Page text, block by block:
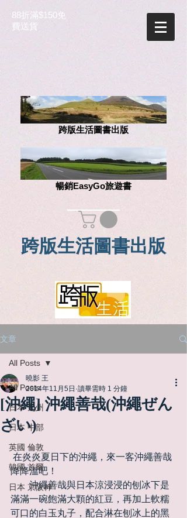
88折滿$150免
費送貨
跨版生活圖書出版
暢銷EasyGo旅遊書
跨版生活圖書出版
文章
All Posts
日本 九州
日本 中部
英國 倫敦
韓國 首爾
日本 京阪神
All Posts
[沖繩] 沖繩善哉(沖繩ぜん
ざい)
曉影 王
2014年11月5日 讀畢需時 1 分鐘
降降溫吧！
沖繩善哉與日本涼浸浸的刨冰下是
滿滿一碗飽滿大顆的紅豆，再加上軟糯
可口的白玉丸子，配合淋在刨冰上的黑